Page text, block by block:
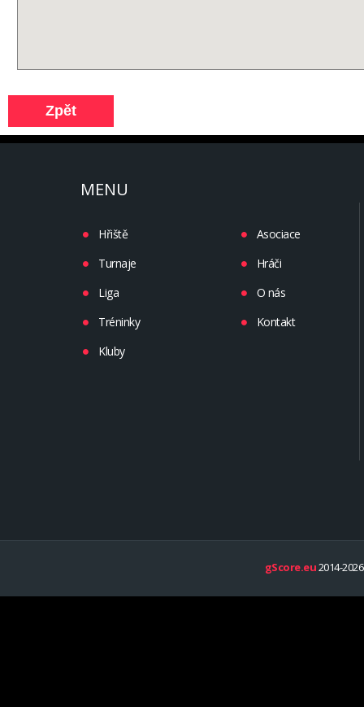
MENU
Hřiště
Turnaje
Liga
Tréninky
Kluby
Asociace
Hráči
O nás
Kontakt
gScore.eu2014-